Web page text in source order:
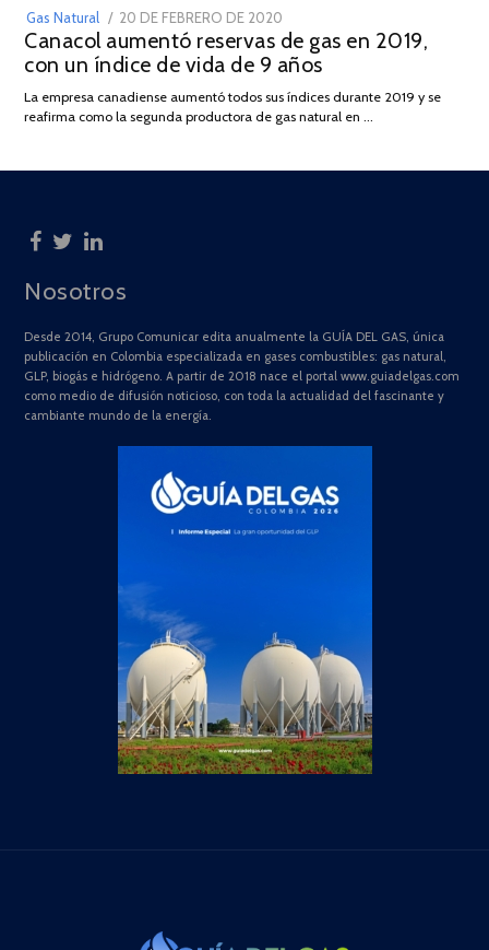
Gas Natural
POSTED
ON
20 DE FEBRERO DE 2020
DE
JULIO
2025
Canacol aumentó reservas de gas en 2019,
con un índice de vida de 9 años
La empresa canadiense aumentó todos sus índices durante 2019 y se
reafirma como la segunda productora de gas natural en …
Nosotros
Desde 2014, Grupo Comunicar edita anualmente la GUÍA DEL GAS, única
publicación en Colombia especializada en gases combustibles: gas natural,
GLP, biogás e hidrógeno. A partir de 2018 nace el portal www.guiadelgas.com
como medio de difusión noticioso, con toda la actualidad del fascinante y
cambiante mundo de la energía.